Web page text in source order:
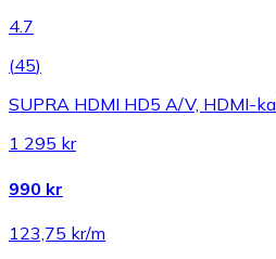
4.7
(45)
SUPRA HDMI HD5 A/V, HDMI-
1 295 kr
990 kr
123,75 kr/m